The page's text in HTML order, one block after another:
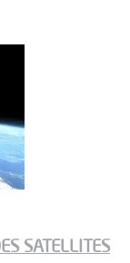
SATELLITES